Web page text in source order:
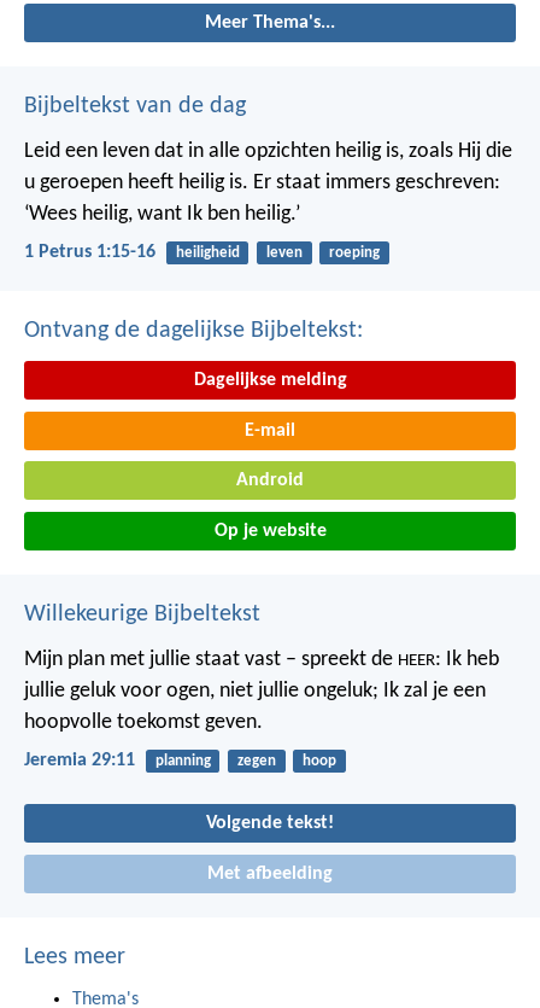
Meer Thema's...
Bijbeltekst van de dag
Leid een leven dat in alle opzichten heilig is, zoals Hij die
u geroepen heeft heilig is. Er staat immers geschreven:
‘Wees heilig, want Ik ben heilig.’
1 Petrus 1:15-16 heiligheid leven roeping
Ontvang de dagelijkse Bijbeltekst:
Dagelijkse melding
E-mail
Android
Op je website
Willekeurige Bijbeltekst
Mijn plan met jullie staat vast – spreekt de HEER: Ik heb
jullie geluk voor ogen, niet jullie ongeluk; Ik zal je een
hoopvolle toekomst geven.
Jeremia 29:11 planning zegen hoop
Volgende tekst!
Met afbeelding
Lees meer
Thema's